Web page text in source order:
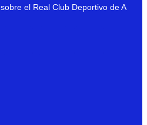
sobre el Real Club Deportivo de A